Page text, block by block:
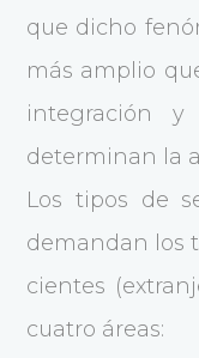
que dicho
más amplio
integración
determinan la
Los tipos de
demandan los
cientes
cuatro áreas: